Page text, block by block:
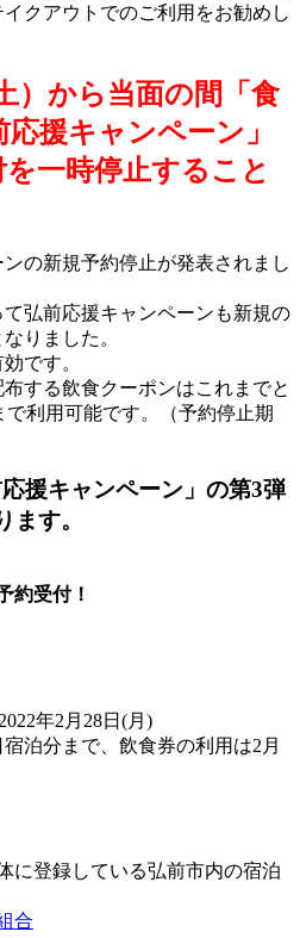
クアウトでのご利用をお勧めし
）から当面の間「食
援キャンペーン」
一時停止すること
の新規予約停止が発表されまし
弘前応援キャンペーンも新規の
りました。
です。
する飲食クーポンはこれまでと
で利用可能です。（予約停止期
援キャンペーン」の第3弾
ます。
約受付！
年2月28日(月)
泊分まで、飲食券の利用は2月
に登録している弘前市内の宿泊
合